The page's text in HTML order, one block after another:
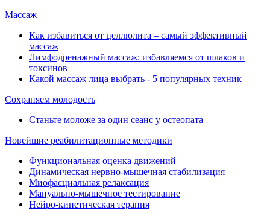
Массаж
Как избавиться от целлюлита ‒ самый эффективный
массаж
Лимфодренажный массаж: избавляемся от шлаков и
токсинов
Какой массаж лица выбрать - 5 популярных техник
Сохраняем молодость
Станьте моложе за один сеанс у остеопата
Новейшие реабилитационные методики
Функциональная оценка движений
Динамическая нервно-мышечная стабилизация
Миофасциальная релаксация
Мануально-мышечное тестирование
Нейро-кинетическая терапия